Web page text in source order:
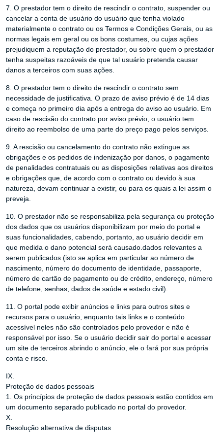
7. O prestador tem o direito de rescindir o contrato, suspender ou
cancelar a conta de usuário do usuário que tenha violado
materialmente o contrato ou os Termos e Condições Gerais, ou as
normas legais em geral ou os bons costumes, ou cujas ações
prejudiquem a reputação do prestador, ou sobre quem o prestador
tenha suspeitas razoáveis ​​de que tal usuário pretenda causar
danos a terceiros com suas ações.
8. O prestador tem o direito de rescindir o contrato sem
necessidade de justificativa. O prazo de aviso prévio é de 14 dias
e começa no primeiro dia após a entrega do aviso ao usuário. Em
caso de rescisão do contrato por aviso prévio, o usuário tem
direito ao reembolso de uma parte do preço pago pelos serviços.
9. A rescisão ou cancelamento do contrato não extingue as
obrigações e os pedidos de indenização por danos, o pagamento
de penalidades contratuais ou as disposições relativas aos direitos
e obrigações que, de acordo com o contrato ou devido à sua
natureza, devam continuar a existir, ou para os quais a lei assim o
preveja.
10. O prestador não se responsabiliza pela segurança ou proteção
dos dados que os usuários disponibilizam por meio do portal e
suas funcionalidades, cabendo, portanto, ao usuário decidir em
que medida o dano potencial será causado.dados relevantes a
serem publicados (isto se aplica em particular ao número de
nascimento, número do documento de identidade, passaporte,
número de cartão de pagamento ou de crédito, endereço, número
de telefone, senhas, dados de saúde e estado civil).
11. O portal pode exibir anúncios e links para outros sites e
recursos para o usuário, enquanto tais links e o conteúdo
acessível neles não são controlados pelo provedor e não é
responsável por isso. Se o usuário decidir sair do portal e acessar
um site de terceiros abrindo o anúncio, ele o fará por sua própria
conta e risco.
IX.
Proteção de dados pessoais
1. Os princípios de proteção de dados pessoais estão contidos em
um documento separado publicado no portal do provedor.
X.
Resolução alternativa de disputas